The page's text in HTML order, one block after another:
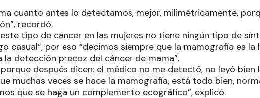
cuanto antes lo detectamos, mejor, milimétricamente,
recordó.
tipo de cáncer en las mujeres no tiene ningún tipo de
casual”, por eso “decimos siempre que la mamografía es la
la detección precoz del cáncer de mama”.
porque después dicen: el médico no me detectó, no leyó bien
muchas veces se hace la mamografía, está todo bien,
que se haga un complemento ecográfico”, explicó.